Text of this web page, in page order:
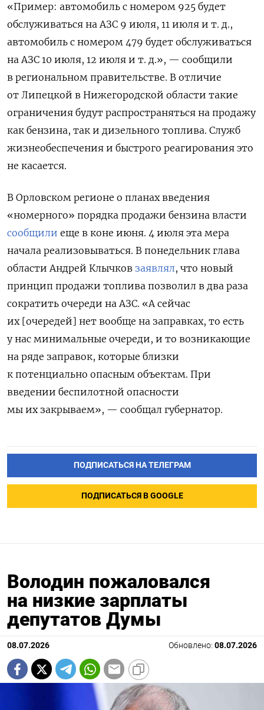
«Пример: автомобиль с номером 925 будет
обслуживаться на АЗС 9 июля, 11 июля и т. д.,
автомобиль с номером 479 будет обслуживаться
на АЗС 10 июля, 12 июля и т. д.», — сообщили
в региональном правительстве. В отличие
от Липецкой в Нижегородской области такие
ограничения будут распространяться на продажу
как бензина, так и дизельного топлива. Служб
жизнеобеспечения и быстрого реагирования это
не касается.
В Орловском регионе о планах введения
«номерного» порядка продажи бензина власти
сообщили еще в коне июня. 4 июля эта мера
начала реализовываться. В понедельник глава
области Андрей Клычков заявлял, что новый
принцип продажи топлива позволил в два раза
сократить очереди на АЗС. «А сейчас
их [очередей] нет вообще на заправках, то есть
у нас минимальные очереди, и то возникающие
на ряде заправок, которые близки
к потенциально опасным объектам. При
введении беспилотной опасности
мы их закрываем», — сообщал губернатор.
ПОДПИСАТЬСЯ НА ТЕЛЕГРАМ
ПОДПИСАТЬСЯ В GOOGLE
Володин пожаловался
на низкие зарплаты
депутатов Думы
08.07.2026 Обновлено: 08.07.2026